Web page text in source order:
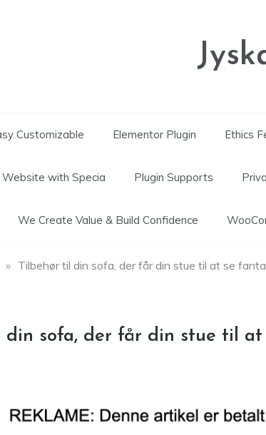
Customizable Elementor Plugin Ethics
Website with Specia Plugin Supports
We Create Value & Build Confidence
» Tilbehør til din sofa, der får din stue til at se
din sofa, der får din stue til